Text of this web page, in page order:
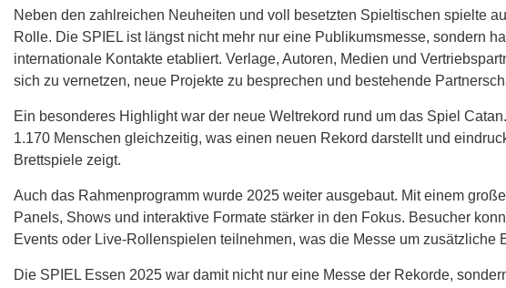
Neben den zahlreichen Neuheiten und voll besetzten Spieltischen spielte
Rolle. Die SPIEL ist längst nicht mehr nur eine Publikumsmesse, sondern
internationale Kontakte etabliert. Verlage, Autoren, Medien und
sich zu vernetzen, neue Projekte zu besprechen und bestehende
Ein besonderes Highlight war der neue Weltrekord rund um das Spiel
1.170 Menschen gleichzeitig, was einen neuen Rekord darstellt und
Brettspiele zeigt.
Auch das Rahmenprogramm wurde 2025 weiter ausgebaut. Mit einem
Panels, Shows und interaktive Formate stärker in den Fokus. Besucher
Events oder Live-Rollenspielen teilnehmen, was die Messe um zusätzliche
Die SPIEL Essen 2025 war damit nicht nur eine Messe der Rekorde,